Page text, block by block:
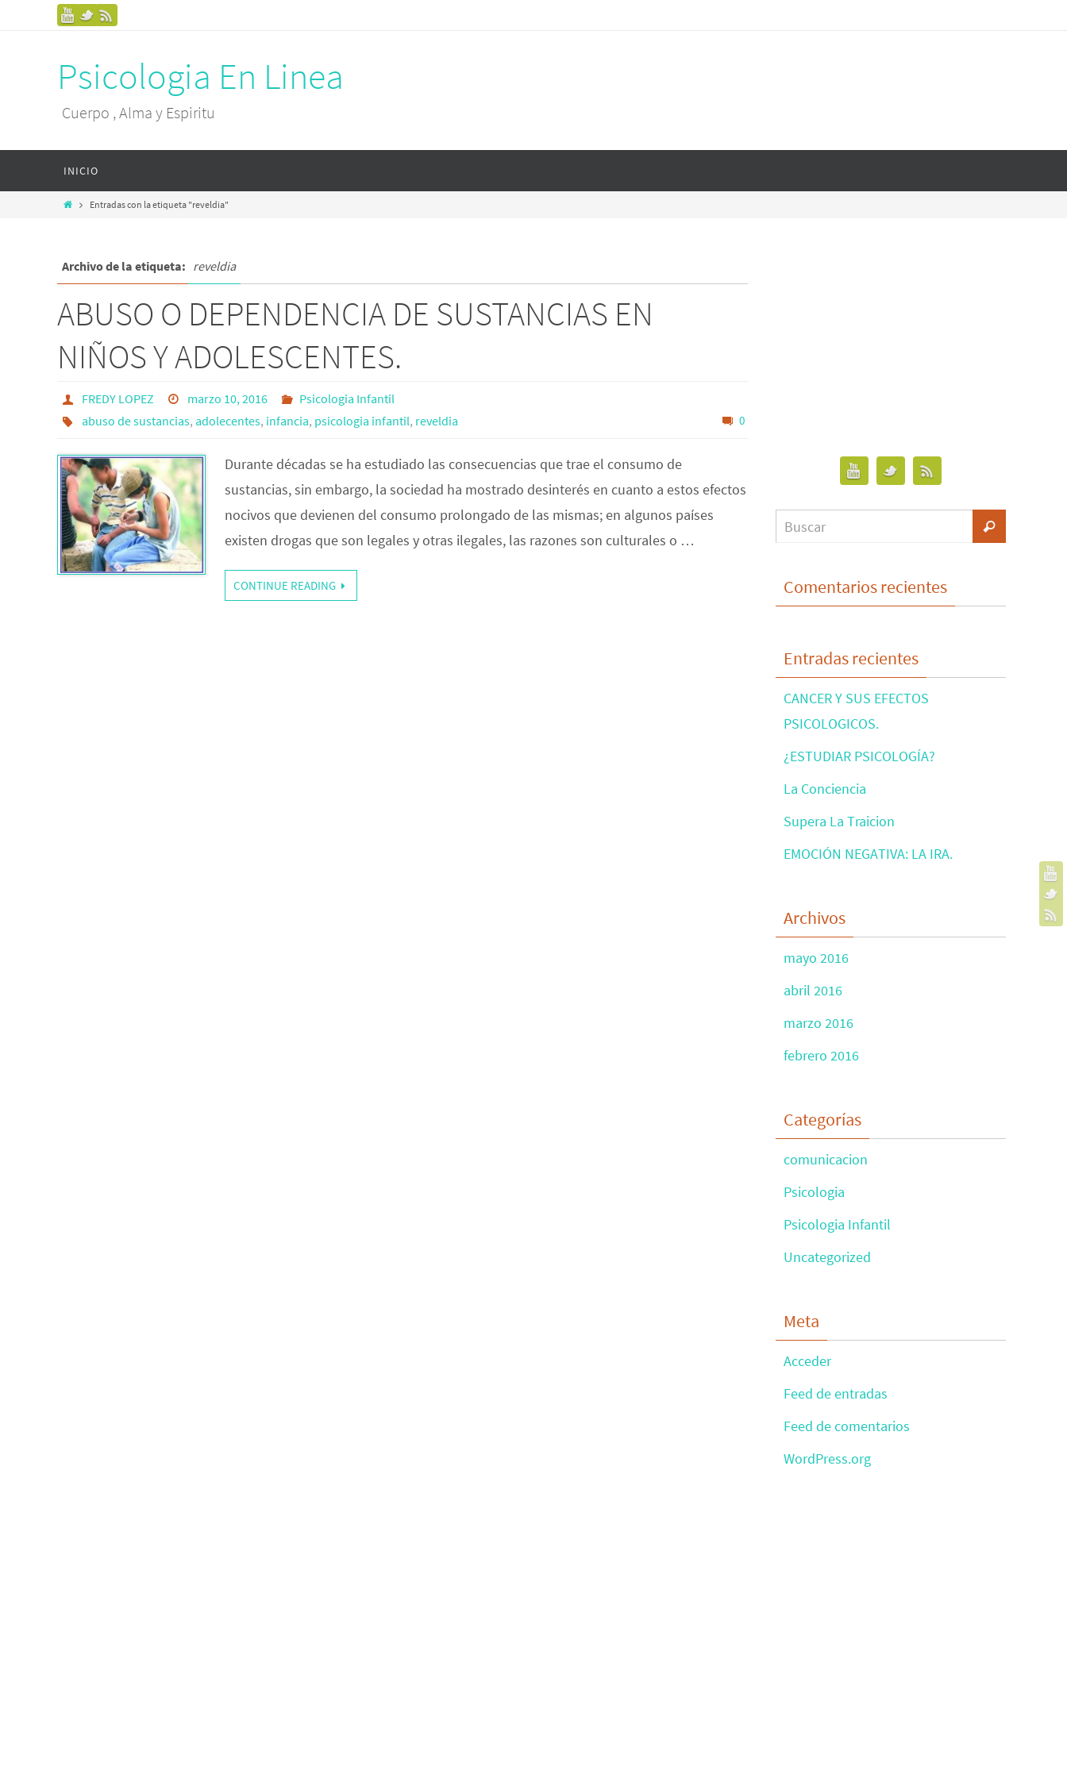
Psicologia En Linea
Cuerpo , Alma y Espiritu
INICIO
Entradas con la etiqueta "reveldia"
Archivo de la etiqueta: reveldia
ABUSO O DEPENDENCIA DE SUSTANCIAS EN
NIÑOS Y ADOLESCENTES.
FREDY LOPEZ marzo 10, 2016
Psicologia Infantil
abuso de sustancias, adolecentes, infancia, psicologia infantil, reveldia 0
Durante décadas se ha estudiado las consecuencias que trae el consumo de
sustancias, sin embargo, la sociedad ha mostrado desinterés en cuanto a estos efectos
nocivos que devienen del consumo prolongado de las mismas; en algunos países
existen drogas que son legales y otras ilegales, las razones son culturales o …
CONTINUE READING Comentarios recientes
Entradas recientes
CANCER Y SUS EFECTOS
PSICOLOGICOS.
¿ESTUDIAR PSICOLOGÍA?
La Conciencia
Supera La Traicion
EMOCIÓN NEGATIVA: LA IRA.
Archivos
mayo 2016
abril 2016
marzo 2016
febrero 2016
Categorías
comunicacion
Psicologia
Psicologia Infantil
Uncategorized
Meta
Acceder
Feed de entradas
Feed de comentarios
WordPress.org